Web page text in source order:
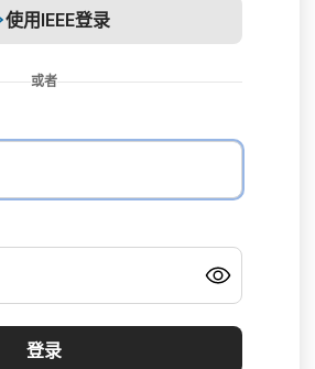
使用IEEE登录
或者
登录